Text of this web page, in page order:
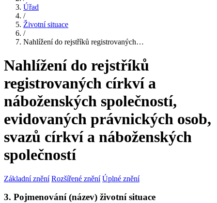
Úřad
/
Životní situace
/
Nahlížení do rejstříků registrovaných…
Nahlížení do rejstříků
registrovaných církví a
náboženských společností,
evidovaných právnických osob,
svazů církví a náboženských
společností
Základní znění Rozšířené znění Úplné znění
3. Pojmenování (název) životní situace